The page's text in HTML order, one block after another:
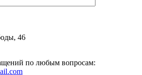
46
по любым вопросам: